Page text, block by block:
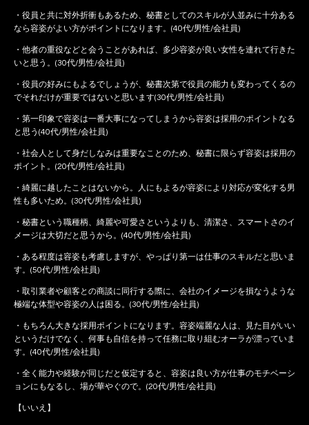
・役員と共に対外折衝もあるため、秘書としてのスキルが人並みに十分ある
なら容姿がよい方がポイントになります。(40代/男性/会社員)
・他者の重役などと会うことがあれば、多少容姿が良い女性を連れて行きた
いと思う。(30代/男性/会社員)
・役員の好みにもよるでしょうが、秘書次第で役員の能力も変わってくるの
でそれだけが重要ではないと思います(30代/男性/会社員)
・第一印象で容姿は一番大事になってしまうから容姿は採用のポイントなる
と思う(40代/男性/会社員)
・社会人として身だしなみは重要なことのため、秘書に限らず容姿は採用の
ポイント。(20代/男性/会社員)
・綺麗に越したことはないから。人にもよるが容姿により対応が変化する男
性も多いため。(30代/男性/会社員)
・秘書という職種柄、綺麗や可愛さというよりも、清潔さ、スマートさのイ
メージは大切だと思うから。(40代/男性/会社員)
・ある程度は容姿も考慮しますが、やっぱり第一は仕事のスキルだと思いま
す。(50代/男性/会社員)
・取引業者や顧客との商談に同行する際に、会社のイメージを損なうような
極端な体型や容姿の人は困る。(30代/男性/会社員)
・もちろん大きな採用ポイントになります。容姿端麗な人は、見た目がいい
というだけでなく、何事も自信を持って任務に取り組むオーラが漂っていま
す。(40代/男性/会社員)
・全く能力や経験が同じだと仮定すると、容姿は良い方が仕事のモチベーシ
ョンにもなるし、場が華やぐので。(20代/男性/会社員)
【いいえ】